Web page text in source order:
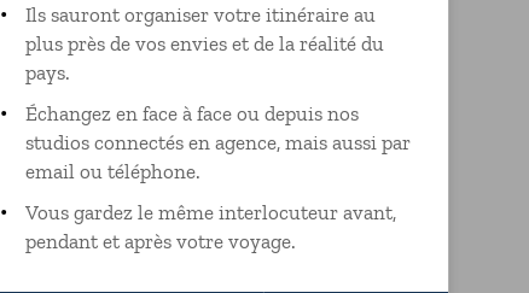
Ils sauront organiser votre itinéraire au
plus près de vos envies et de la réalité du
pays.
Échangez en face à face ou depuis nos
studios connectés en agence, mais aussi par
email ou téléphone.
Vous gardez le même interlocuteur avant,
pendant et après votre voyage.